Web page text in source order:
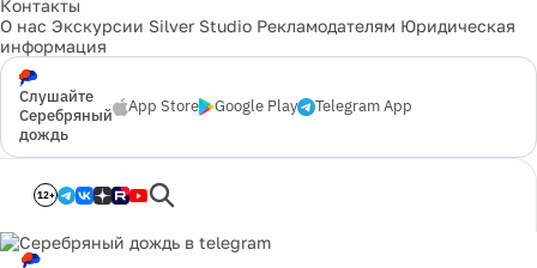
Контакты
О нас Экскурсии Silver Studio Рекламодателям Юридическая
информация
Слушайте
Серебряный
дождь
App Store Google Play Telegram App
12+